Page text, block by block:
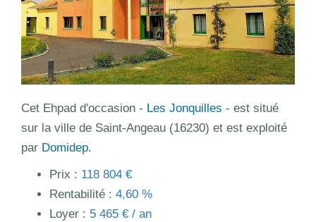
Cet Ehpad d'occasion - Les Jonquilles - est situé
sur la ville de Saint-Angeau (16230) et est exploité
par Domidep.
Prix : 118 804 €
Rentabilité : 4,60 %
Loyer : 5 465 € / an